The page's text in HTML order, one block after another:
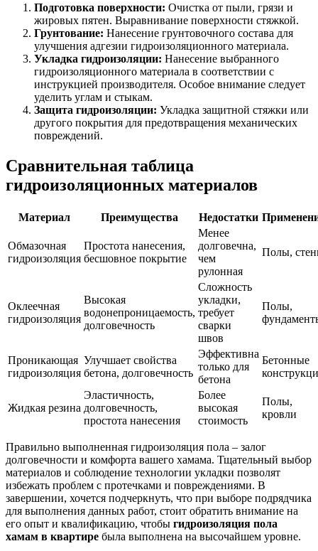
Подготовка поверхности: Очистка от пыли, грязи и
жировых пятен. Выравнивание поверхности стяжкой.
Грунтование: Нанесение грунтовочного состава для
улучшения адгезии гидроизоляционного материала.
Укладка гидроизоляции: Нанесение выбранного
гидроизоляционного материала в соответствии с
инструкцией производителя. Особое внимание следует
уделить углам и стыкам.
Защита гидроизоляции: Укладка защитной стяжки или
другого покрытия для предотвращения механических
повреждений.
Сравнительная таблица
гидроизоляционных материалов
Материал Преимущества Недостатки
Обмазочная
гидроизоляция
Простота нанесения,
бесшовное покрытие
Менее
долговечна,
чем
рулонная
Полы,
Оклеечная
гидроизоляция
Высокая
водонепроницаемость,
долговечность
Сложность
укладки,
требует
сварки
швов
Полы,
Проникающая
гидроизоляция
Улучшает свойства
бетона, долговечность
Эффективна
только для
бетона
Бетонные
Жидкая резина
Эластичность,
долговечность,
простота нанесения
Более
высокая
стоимость
Полы,
кровли
Правильно выполненная гидроизоляция пола – залог
долговечности и комфорта вашего хамама. Тщательный выбор
материалов и соблюдение технологии укладки позволят
избежать проблем с протечками и повреждениями. В
завершении, хочется подчеркнуть, что при выборе подрядчика
для выполнения данных работ, стоит обратить внимание на
его опыт и квалификацию, чтобы гидроизоляция пола
хамам в квартире была выполнена на высочайшем уровне.